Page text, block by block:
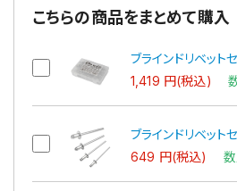
こちらの商品をまとめて購入
ブラインドリベット
1,419 円(税込)
ブラインドリベッ
649 円(税込)